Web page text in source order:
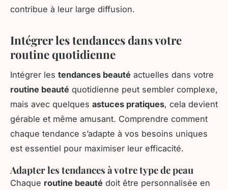
contribue à leur large diffusion.
Intégrer les tendances dans votre
routine quotidienne
Intégrer les tendances beauté actuelles dans votre
routine beauté quotidienne peut sembler complexe,
mais avec quelques astuces pratiques, cela devient
gérable et même amusant. Comprendre comment
chaque tendance s’adapte à vos besoins uniques
est essentiel pour maximiser leur efficacité.
Adapter les tendances à votre type de peau
Chaque routine beauté doit être personnalisée en